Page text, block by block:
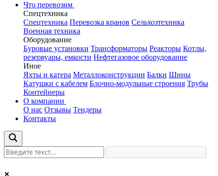
Что перевозим
Спецтехника
Спецтехника Перевозка кранов Сельхозтехника
Военная техника
Оборудование
Буровые установки Трансформаторы Реакторы Котлы,
резервуары, емкости Нефтегазовое оборудование
Иное
Яхты и катера Металлоконструкции Балки Шины
Катушки с кабелем Блочно-модульные строения Трубы
Контейнеры
О компании
О нас Отзывы Тендеры
Контакты